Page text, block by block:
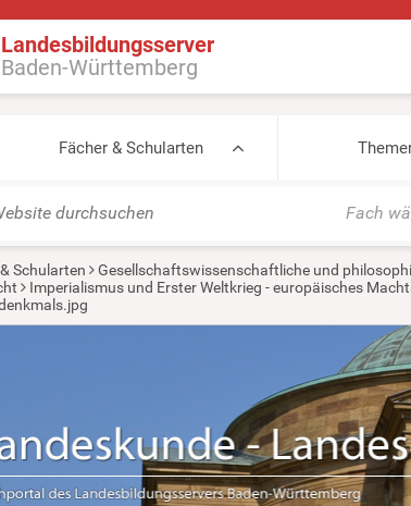
Landesbildungsserver
Baden-Württemberg
Fächer & Schularten
Fach
Schularten Gesellschaftswissenschaftliche und
Imperialismus und Erster Weltkrieg - europäisches